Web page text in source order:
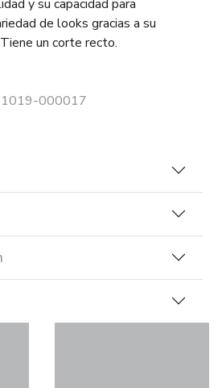
y su capacidad para
de looks gracias a su
un corte recto.
000017